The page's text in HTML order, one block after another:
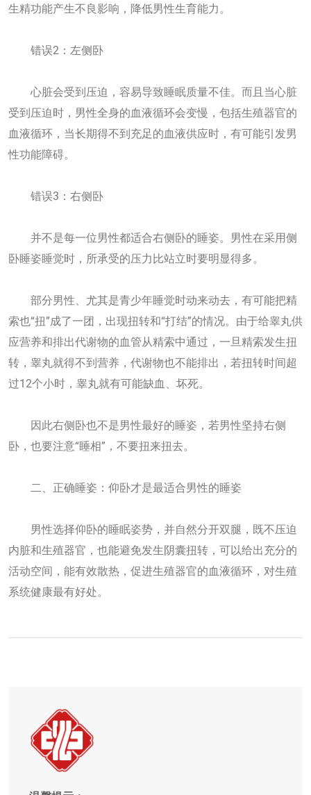
生精功能产生不良影响，降低男性生育能力。
错误2：左侧卧
心脏会受到压迫，容易导致睡眠质量不佳。而且当心脏
受到压迫时，男性全身的血液循环会变慢，包括生殖器官的
血液循环，当长期得不到充足的血液供应时，有可能引发男
性功能障碍。
错误3：右侧卧
并不是每一位男性都适合右侧卧的睡姿。男性在采用侧
卧睡姿睡觉时，所承受的压力比站立时要明显得多。
部分男性、尤其是青少年睡觉时动来动去，有可能把精
索也“扭”成了一团，出现扭转和“打结”的情况。由于给睾丸供
应营养和排出代谢物的血管从精索中通过，一旦精索发生扭
转，睾丸就得不到营养，代谢物也不能排出，若扭转时间超
过12个小时，睾丸就有可能缺血、坏死。
因此右侧卧也不是男性最好的睡姿，若男性坚持右侧
卧，也要注意“睡相”，不要扭来扭去。
二、正确睡姿：仰卧才是最适合男性的睡姿
男性选择仰卧的睡眠姿势，并自然分开双腿，既不压迫
内脏和生殖器官，也能避免发生阴囊扭转，可以给出充分的
活动空间，能有效散热，促进生殖器官的血液循环，对生殖
系统健康最有好处。